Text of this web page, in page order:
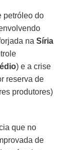
petróleo do
naSíria
) e a crise
reserva de
produtores)
que no
de